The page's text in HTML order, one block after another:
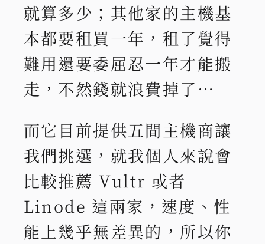
就算多少；其他家的主機基
本都要租買一年，租了覺得
難用還要委屈忍一年才能搬
走，不然錢就浪費掉了…
而它目前提供五間主機商讓
我們挑選，就我個人來說會
比較推薦 Vultr 或者
Linode 這兩家，速度、性
能上幾乎無差異的，所以你